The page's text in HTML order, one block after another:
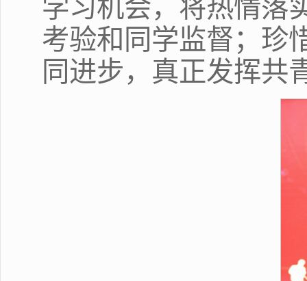
学习机会，将热情落
考验和同学监督；珍
同进步，真正发挥共